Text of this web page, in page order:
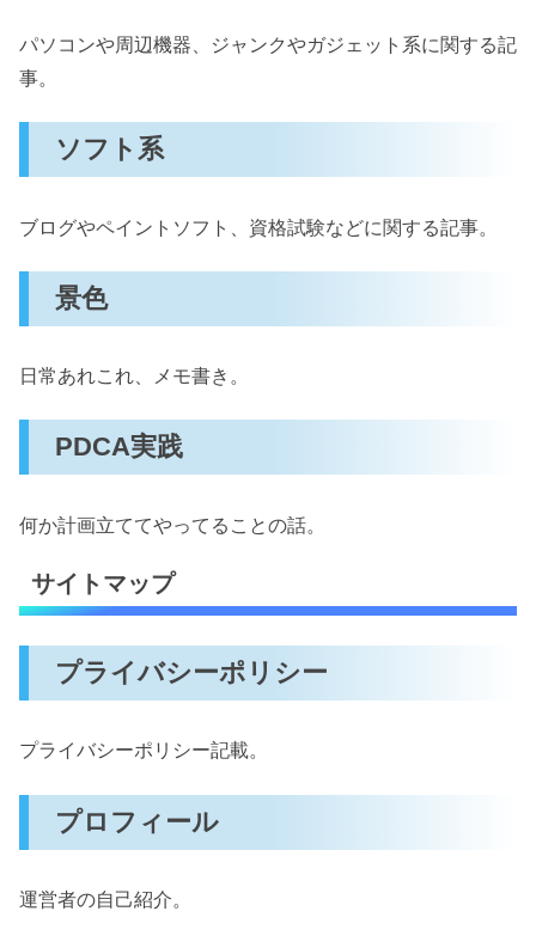
パソコンや周辺機器、ジャンクやガジェット系に関する記
事。
ソフト系
ブログやペイントソフト、資格試験などに関する記事。
景色
日常あれこれ、メモ書き。
PDCA実践
何か計画立ててやってることの話。
サイトマップ
プライバシーポリシー
プライバシーポリシー記載。
プロフィール
運営者の自己紹介。